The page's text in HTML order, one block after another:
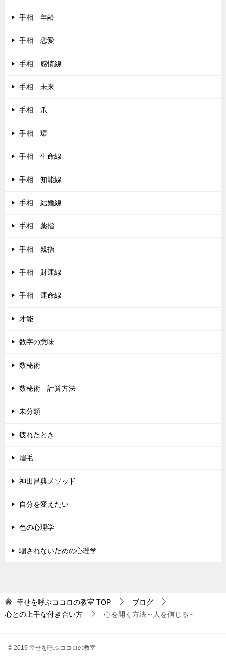
手相 年齢
手相 恋愛
手相 感情線
手相 未来
手相 爪
手相 環
手相 生命線
手相 知能線
手相 結婚線
手相 薬指
手相 親指
手相 財運線
手相 運命線
才能
数字の意味
数秘術
数秘術 計算方法
未分類
疲れたとき
眉毛
神田昌典メソッド
自分を変えたい
色の心理学
騙されないための心理学
幸せを呼ぶココロの教室 TOP
ブログ
心との上手な付き合い方
心を開く方法～人を信じる～
© 2019 幸せを呼ぶココロの教室